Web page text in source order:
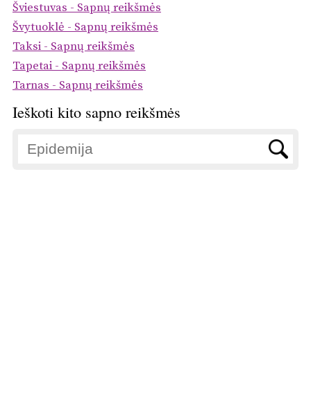
Šviestuvas - Sapnų reikšmės
Švytuoklė - Sapnų reikšmės
Taksi - Sapnų reikšmės
Tapetai - Sapnų reikšmės
Tarnas - Sapnų reikšmės
Ieškoti kito sapno reikšmės